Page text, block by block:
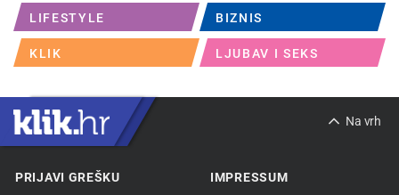
LIFESTYLE BIZNIS
KLIK LJUBAV I SEKS
Na vrh
PRIJAVI GREŠKU IMPRESSUM